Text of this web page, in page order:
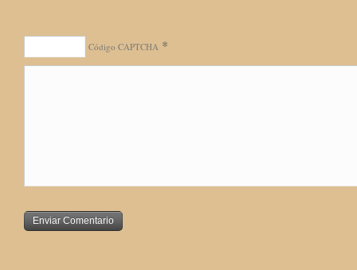
Código CAPTCHA *